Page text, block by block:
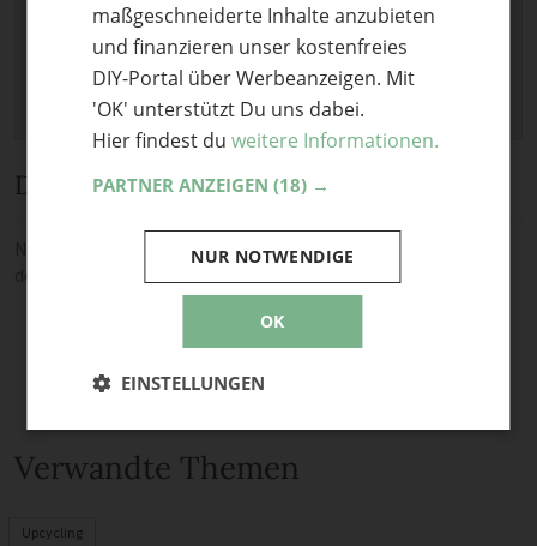
Bild.
Diskussion
Noch keine Kommentare — sei die Erste oder der Erste und teile
Verwandte Themen
Upcycling
maßgeschneiderte Inhalte anzubieten
und finanzieren unser kostenfreies
DIY-Portal über Werbeanzeigen. Mit
'OK' unterstützt Du uns dabei.
Hier findest du weitere Informationen.
PARTNER ANZEIGEN (18) →
OK
NUR NOTWENDIGE
EINSTELLUNGEN